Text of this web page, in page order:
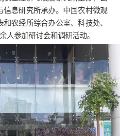
信息研究所承办。中国农村微观
农经所综合办公室、科技处、
人参加研讨会和调研活动。